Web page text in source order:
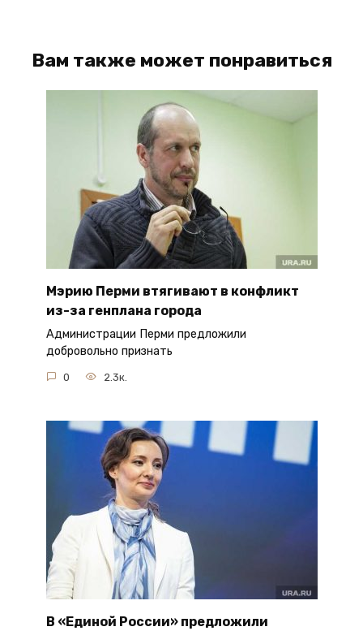
Вам также может понравиться
Мэрию Перми втягивают в конфликт
из-за генплана города
Администрации Перми предложили
добровольно признать
0 2.3к.
В «Единой России» предложили